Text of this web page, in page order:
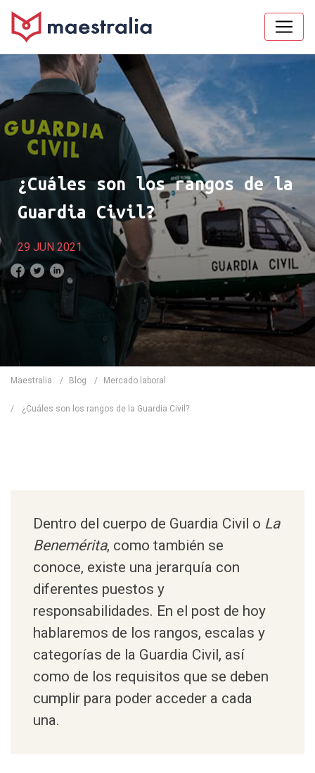
¿Cuáles son los rangos de la
Guardia Civil?
29 JUN 2021
Maestralia / Blog / Mercado laboral
/ ¿Cuáles son los rangos de la Guardia Civil?
Dentro del cuerpo de Guardia Civil o La
Benemérita, como también se
conoce, existe una jerarquía con
diferentes puestos y
responsabilidades. En el post de hoy
hablaremos de los rangos, escalas y
categorías de la Guardia Civil, así
como de los requisitos que se deben
cumplir para poder acceder a cada
una.